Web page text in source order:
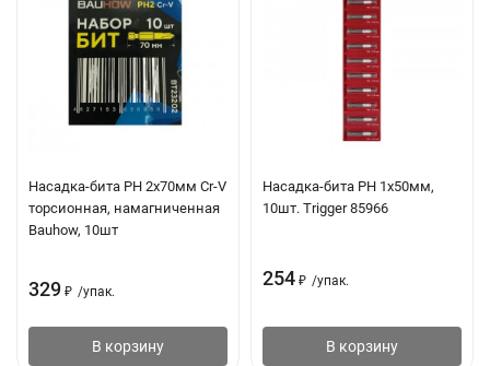
Насадка-бита PH 2х70мм Cr-V
торсионная, намагниченная
Bauhow, 10шт
329 ₽ /упак.
В корзину
Насадка-бита PH 1х50мм,
10шт. Trigger 85966
254 ₽ /упак.
В корзину